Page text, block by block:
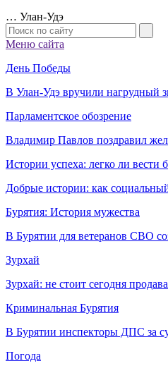
… Улан-Удэ
Меню сайта
День Победы
В Улан-Удэ вручили нагрудный
Парламентское обозрение
Владимир Павлов поздравил
Истории успеха: легко ли вести
Добрые истории: как
Бурятия: История мужества
В Бурятии для ветеранов СВО
Зурхай
Зурхай: не стоит сегодня
Криминальная Бурятия
В Бурятии инспекторы ДПС за
Погода